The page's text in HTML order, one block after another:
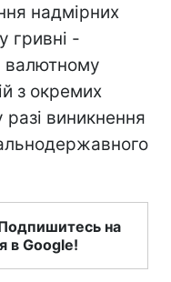
надмірних
гривні -
валютному
з окремих
виникнення
на
в Google!